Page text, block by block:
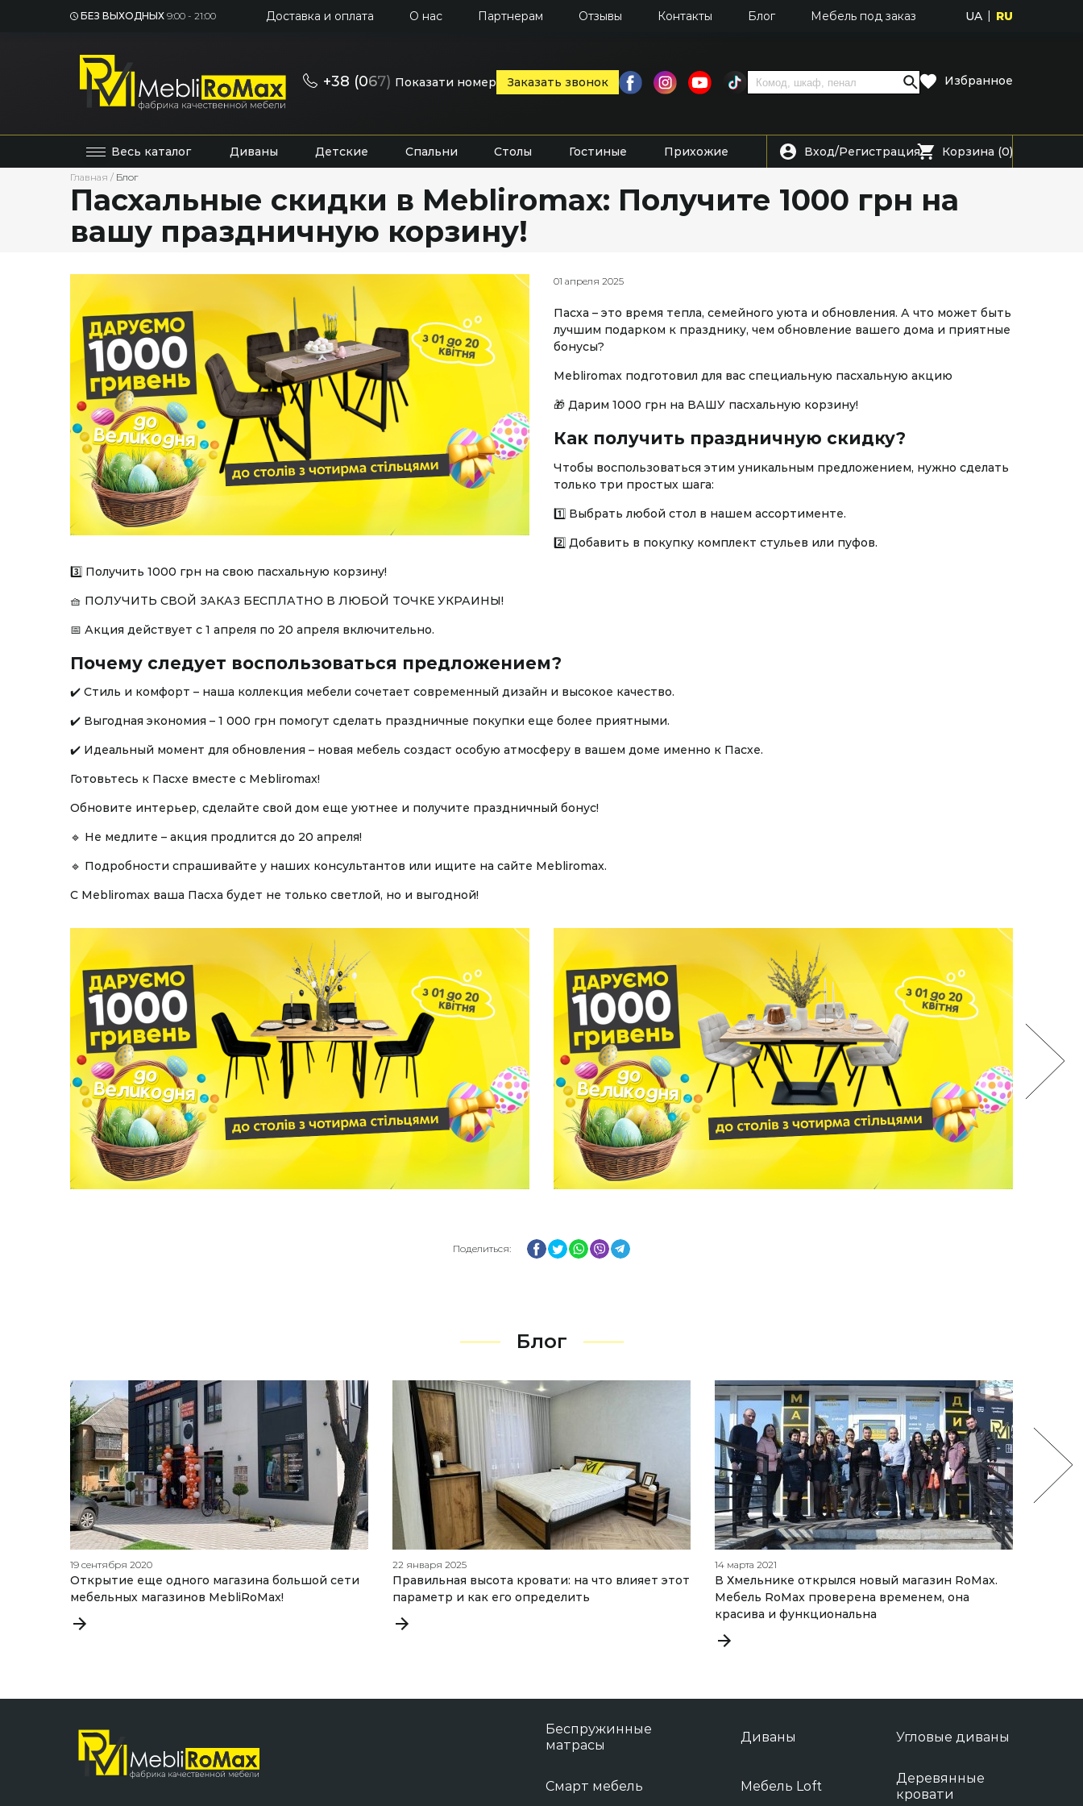
БЕЗ ВЫХОДНЫХ 9:00 - 21:00 Доставка и оплата О нас Партнерам Отзывы Контакты Блог Мебель под заказ UA RU
+38 (067) Показати номер Заказать звонок Избранное
Весь каталог Диваны Детские Спальни Столы Гостиные Прихожие Вход/Регистрация Корзина (0)
Главная / Блог
Пасхальные скидки в Mebliromax: Получите 1000 грн на
вашу праздничную корзину!
01 апреля 2025
Пасха – это время тепла, семейного уюта и обновления. А что может быть
лучшим подарком к празднику, чем обновление вашего дома и приятные
бонусы?
Mebliromax подготовил для вас специальную пасхальную акцию
🎁 Дарим 1000 грн на ВАШУ пасхальную корзину!
Как получить праздничную скидку?
Чтобы воспользоваться этим уникальным предложением, нужно сделать
только три простых шага:
1️⃣ Выбрать любой стол в нашем ассортименте.
2️⃣ Добавить в покупку комплект стульев или пуфов.
3️⃣ Получить 1000 грн на свою пасхальную корзину!
🧺 ПОЛУЧИТЬ СВОЙ ЗАКАЗ БЕСПЛАТНО В ЛЮБОЙ ТОЧКЕ УКРАИНЫ!
📅 Акция действует с 1 апреля по 20 апреля включительно.
Почему следует воспользоваться предложением?
✔️ Стиль и комфорт – наша коллекция мебели сочетает современный дизайн и высокое качество.
✔️ Выгодная экономия – 1 000 грн помогут сделать праздничные покупки еще более приятными.
✔️ Идеальный момент для обновления – новая мебель создаст особую атмосферу в вашем доме именно к Пасхе.
Готовьтесь к Пасхе вместе с Mebliromax!
Обновите интерьер, сделайте свой дом еще уютнее и получите праздничный бонус!
🔹 Не медлите – акция продлится до 20 апреля!
🔹 Подробности спрашивайте у наших консультантов или ищите на сайте Mebliromax.
С Mebliromax ваша Пасха будет не только светлой, но и выгодной!
Поделиться: Facebook
TwitterWhatsApp
Viber
Блог
19 сентября 2020
Открытие еще одного магазина большой сети
мебельных магазинов MebliRoMax!
22 января 2025
Правильная высота кровати: на что влияет этот
параметр и как его определить
14 марта 2021
В Хмельнике открылся новый магазин RoMax.
Мебель RoMax проверена временем, она
красива и функциональна
Беспружинные
матрасы
Диваны Угловые диваны
Смарт мебель Мебель Loft
Деревянные
кровати